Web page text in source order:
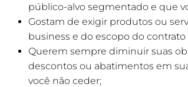
público-alvo segmentado e que
Gostam de exigir produtos ou
business e do escopo do contrato
Querem sempre diminuir suas
descontos ou abatimentos em
você não ceder;